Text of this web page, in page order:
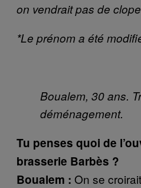
on vendrait pas de
*Le prénom a été
Boualem, 30 ans.
déménagement.
Tu penses quoi de
brasserie Barbès ?
Boualem : On se